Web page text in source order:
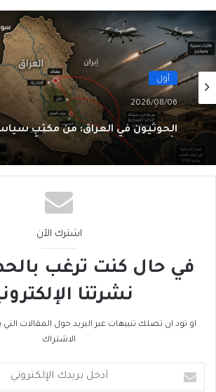
أول
2026/08/06
الحوثيون في العراق: من مكتبٍ
شبكةِ عمليّات
اشترك الآن
في حال كنت ترغب
نشرتنا
او تود ان تصلك تنبيهات عبر البريد حول المقالات
الاشتراك
بريدك